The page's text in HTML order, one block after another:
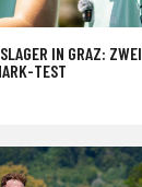
IN GRAZ:
TEST